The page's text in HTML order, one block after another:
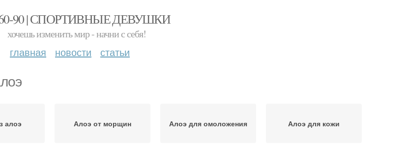
90 | СПОРТИВНЫЕ ДЕВУШКИ
хочешь изменить мир - начни с себя!
главная новости статьи
алоэ Алоэ от морщин Алоэ для омоложения Алоэ для кожи